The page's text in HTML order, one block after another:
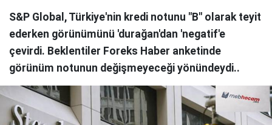
S&P Global, Türkiye'nin kredi notunu "B" olarak teyit
ederken görünümünü 'durağan'dan 'negatif'e
çevirdi. Beklentiler Foreks Haber anketinde
görünüm notunun değişmeyeceği yönündeydi..